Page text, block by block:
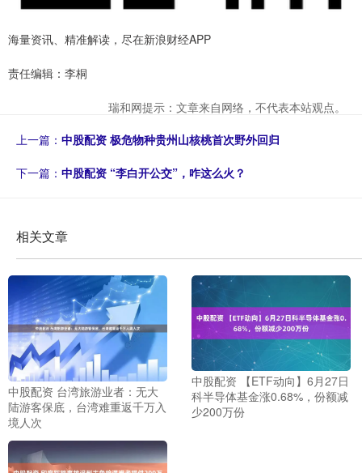
海量资讯、精准解读，尽在新浪财经APP
责任编辑：李桐
瑞和网提示：文章来自网络，不代表本站观点。
上一篇： 中股配资 极危物种贵州山核桃首次野外回归
下一篇： 中股配资 “李白开公交”，咋这么火？
相关文章
中股配资 台湾旅游业者：无大
陆游客保底，台湾难重返千万入
境人次
中股配资 【ETF动向】6月27日
科半导体基金涨0.68%，份额减
少200万份